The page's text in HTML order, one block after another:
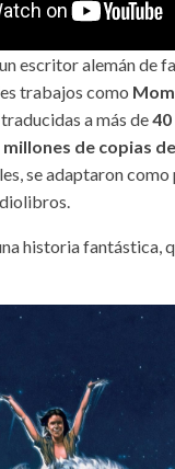
escritor alemán de
trabajos como
a más de
millones de copias
se adaptaron
historia fantástica,